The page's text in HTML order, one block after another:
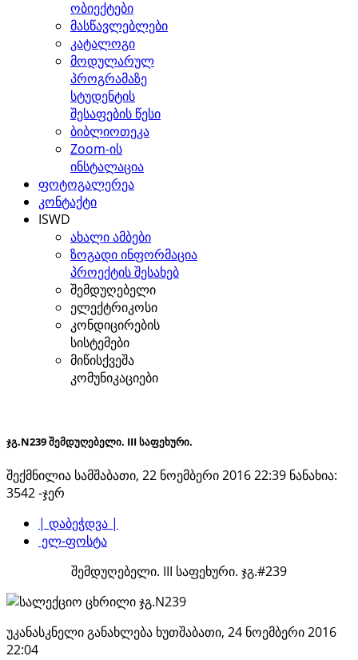
ობიექტები
მასწავლებლები
კატალოგი
მოდულარულ
პროგრამაზე
სტუდენტის
შესაფების წესი
ბიბლიოთეკა
Zoom-ის
ინსტალაცია
ფოტოგალერეა
კონტაქტი
ISWD
ახალი ამბები
ზოგადი ინფორმაცია
პროექტის შესახებ
შემდუღებელი
ელექტრიკოსი
კონდიცირების
სისტემები
მიწისქვეშა
კომუნიკაციები
ჯგ.N239 შემდუღებელი. III საფეხური.
შექმნილია სამშაბათი, 22 ნოემბერი 2016 22:39 ნანახია:
3542 -ჯერ
| დაბეჭდვა |
ელ-ფოსტა
შემდუღებელი. III საფეხური. ჯგ.#239
უკანასკნელი განახლება ხუთშაბათი, 24 ნოემბერი 2016
22:04